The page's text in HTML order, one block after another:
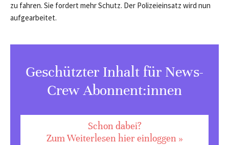
zu fahren. Sie fordert mehr Schutz. Der Polizeieinsatz wird nun
aufgearbeitet.
Geschützter Inhalt für News-
Crew Abonnent:innen
Schon dabei?
Zum Weiterlesen hier einloggen »